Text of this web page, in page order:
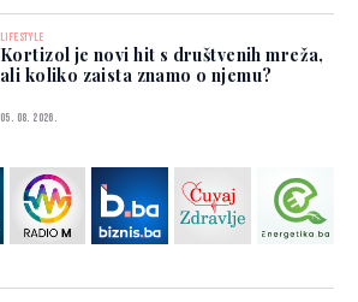
LIFESTYLE
Kortizol je novi hit s društvenih mreža,
ali koliko zaista znamo o njemu?
05. 08. 2026.